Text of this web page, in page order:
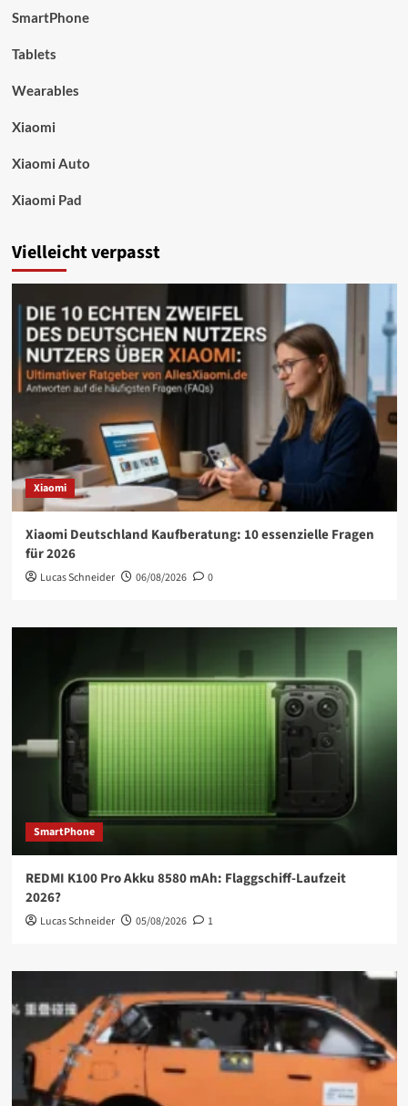
SmartPhone
Tablets
Wearables
Xiaomi
Xiaomi Auto
Xiaomi Pad
Vielleicht verpasst
Xiaomi
Xiaomi Deutschland Kaufberatung: 10 essenzielle Fragen
für 2026
Lucas Schneider 06/08/2026 0
SmartPhone
REDMI K100 Pro Akku 8580 mAh: Flaggschiff-Laufzeit
2026?
Lucas Schneider 05/08/2026 1